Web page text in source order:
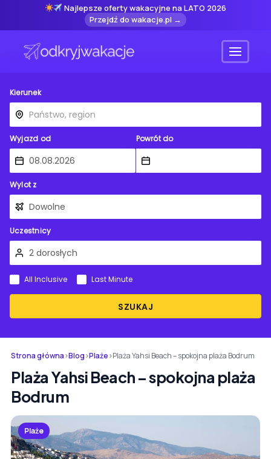
Najlepsze oferty wakacyjne na LATO 2026
Przejdź do wakacje.pl →
Menu
Kierunek
Wyjazd od Powrót do
Wylot z
Uczestnicy
SZUKAJ
All Inclusive Last Minute
Strona główna›Blog›Plaże›Plaża Yahsi Beach – spokojna plaża Bodrum
Plaża Yahsi Beach – spokojna plaża
Bodrum
Plaże